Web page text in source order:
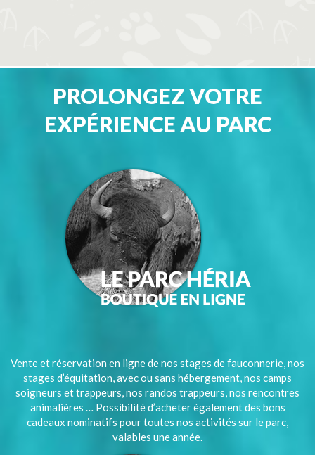
PROLONGEZ VOTRE
EXPÉRIENCE AU PARC
Vente et réservation en ligne de nos stages de fauconnerie, nos
stages d’équitation, avec ou sans hébergement, nos camps
soigneurs et trappeurs, nos randos trappeurs, nos rencontres
animalières … Possibilité d’acheter également des bons
cadeaux nominatifs pour toutes nos activités sur le parc,
valables une année.